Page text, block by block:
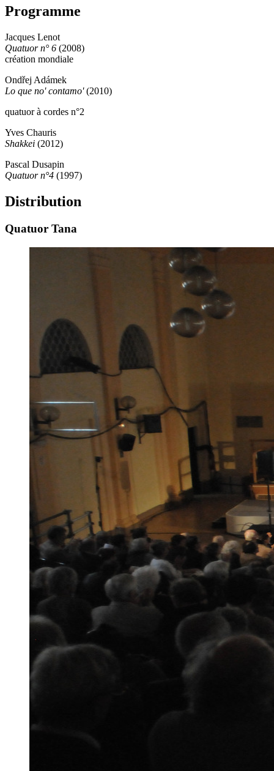
Programme
Jacques Lenot
Quatuor n° 6 (2008)
création mondiale
Ondřej Adámek
Lo que no' contamo'(2010)
quatuor à cordes n°2
Yves Chauris
Shakkei (2012)
Pascal Dusapin
Quatuor n°4 (1997)
Distribution
Quatuor Tana